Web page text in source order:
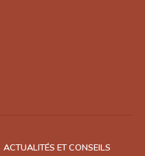
ACTUALITÉS ET CONSEILS